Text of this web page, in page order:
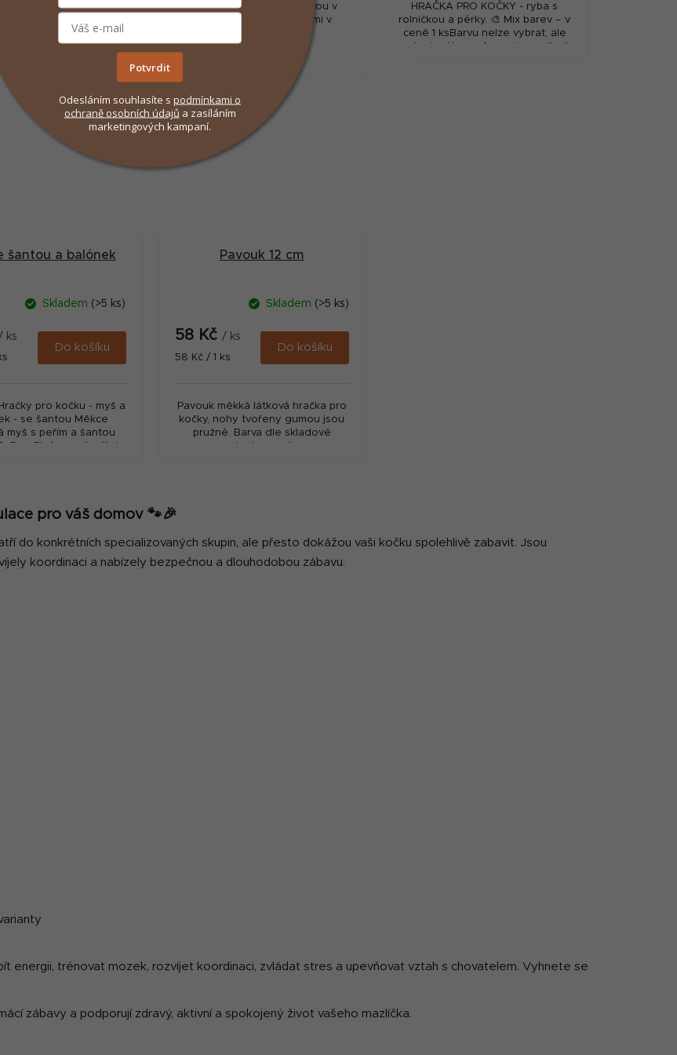
pružince, syntetická
dotykem se to
Díky své pružině se
posilovnou pro vaši
Hračka pro kočky se šantou v
podobě rybky s třpytkami v
HRAČKA PRO KOČKY - ryba s
rolničkou a pérky. 🎨 Mix barev – v
ceně 1 ksBarvu nelze vybrat, ale
pokud máte preferenci, uveďte ji
šantou a balónek
Skladem (>5 ks)
ks
Do košíku
pro kočku - myš a
- se šantou Měkce
myš s peřím a šantou
Plný pevný míček
Pavouk 12 cm
Skladem (>5 ks)
58 Kč / ks
Měrná
58 Kč / 1 ks
Do košíku
Pavouk měkká látková hračka pro
kočky, nohy tvořeny gumou jsou
pružné. Barva dle skladové
dostupnosti
v
á
d
pro váš domov 🐾🎉
do konkrétních specializovaných skupin, ale přesto dokážou vaši kočku spolehlivě zabavit. Jsou
koordinaci a nabízely bezpečnou a dlouhodobou zábavu.
energii, trénovat mozek, rozvíjet koordinaci, zvládat stres a upevňovat vztah s chovatelem. Vyhnete se
zábavy a podporují zdravý, aktivní a spokojený život vašeho mazlíčka.
Potvrdit
Odesláním souhlasíte s podmínkami o
ochraně osobních údajů a zasíláním
marketingových kampaní.